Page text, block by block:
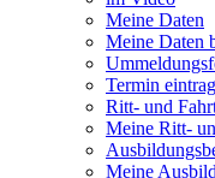
Meine Daten
Meine Daten
Termin
Ritt- und
Meine Ritt-
Meine